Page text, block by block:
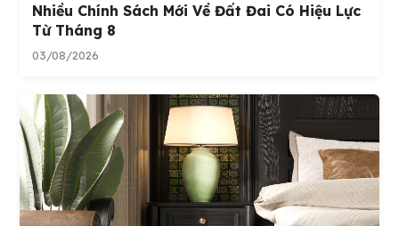
Nhiều Chính Sách Mới Về Đất Đai Có Hiệu Lực
Từ Tháng 8
03/08/2026